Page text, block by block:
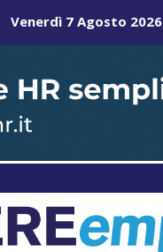
Venerdì 7 Agosto 2026